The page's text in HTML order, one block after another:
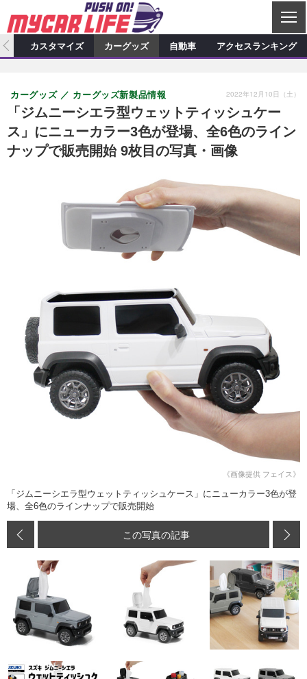
C
L
S
カーオーディオ
プロショップ検索
カーオーディオニュース デモカー製作記
その他
カスタマイズ特集記事 カスタマイズ新製品情報
カスタマイズニュース
カーグッズ
カーグッズ特集記事 カーグッズ新製品情報
カーグッズニュース
自動車
カスタマイズ カーグッズ 自動車 アクセスランキング
「ジムニーシエラ型ウェットティッシュケー
ス」にニューカラー3色が登場、全6色のライン
ナップで販売開始 9枚目の写真・画像
カーグッズ カーグッズ新製品情報 2022年12月10日（土）
《画像提供 フェイス》
「ジムニーシエラ型ウェットティッシュケース」にニューカラー3色が登
場、全6色のラインナップで販売開始
この写真の記事